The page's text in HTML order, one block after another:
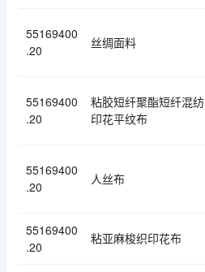
55169400
.20
丝绸面料
55169400
.20
粘胶短纤聚酯短纤混纺
印花平纹布
55169400
.20
人丝布
55169400
.20
粘亚麻梭织印花布